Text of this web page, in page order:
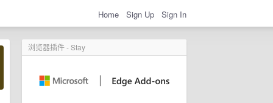
Home Sign Up Sign In
浏览器插件 - Stay